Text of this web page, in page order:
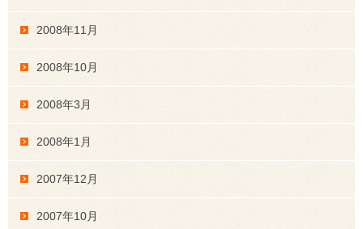
2008年11月
2008年10月
2008年3月
2008年1月
2007年12月
2007年10月